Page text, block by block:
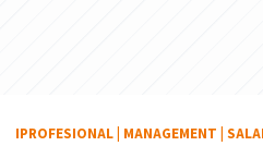
IPROFESIONAL MANAGEMENT